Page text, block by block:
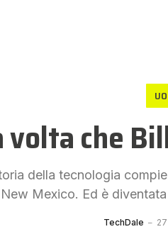
volta che
della tecnologia
Mexico. Ed è
TechDale